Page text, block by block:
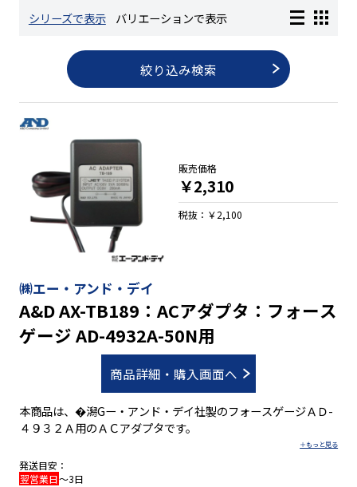
レベル・勾配測定
シリーズで表示 バリエーションで表示
絞り込み検索
㈱エー・アンド・デイ
A&D AX-TB189：ACアダプタ：フォース
ゲージ AD-4932A-50N用
商品詳細・購入画面へ
本商品は、�潟Gー・アンド・デイ社製のフォースゲージＡＤ-
４９３２Ａ用のＡＣアダプタです。
発送目安：
翌営業日～3日
販売価格
￥2,310
税抜：￥2,100